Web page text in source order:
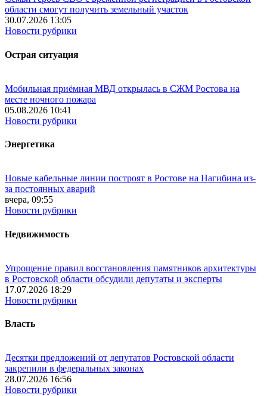
области смогут получить земельный участок
30.07.2026 13:05
Новости рубрики
Острая ситуация
Мобильная приёмная МВД открылась в СЖМ Ростова на
месте ночного пожара
05.08.2026 10:41
Новости рубрики
Энергетика
Новые кабельные линии построят в Ростове на Нагибина из-
за постоянных аварий
вчера, 09:55
Новости рубрики
Недвижимость
Упрощение правил восстановления памятников архитектуры
в Ростовской области обсудили депутаты и эксперты
17.07.2026 18:29
Новости рубрики
Власть
Десятки предложений от депутатов Ростовской области
закрепили в федеральных законах
28.07.2026 16:56
Новости рубрики